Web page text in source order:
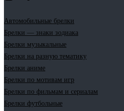
Автомобильные брелки
Брелки — знаки зодиака
Брелки музыкальные
Брелки на разную тематику
Брелки аниме
Брелки по мотивам игр
Брелки по фильмам и сериалам
Брелки футбольные